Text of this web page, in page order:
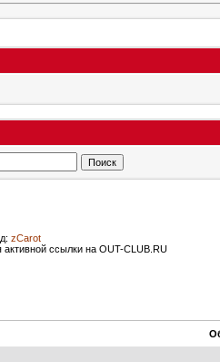
zCarot
ссылки на OUT-CLUB.RU